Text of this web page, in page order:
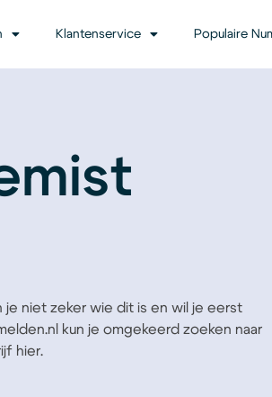
Klantenservice Populaire
niet zeker wie dit is en wil je eerst
kun je omgekeerd zoeken naar
hier.